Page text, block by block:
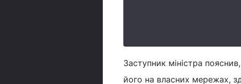
Заступник міністра
його на власних мережах,